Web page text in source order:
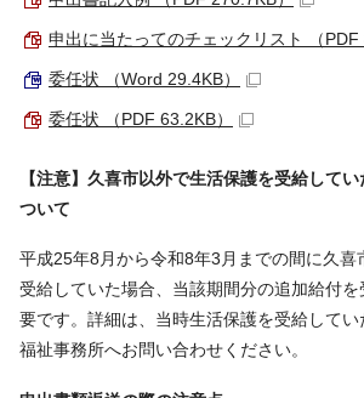
申出に当たってのチェックリスト （PDF
委任状 （Word 29.4KB）
委任状 （PDF 63.2KB）
【注意】久喜市以外で生活保護を受給して
ついて
平成25年8月から令和8年3月までの間に久喜
受給していた場合、当該期間分の追加給付
要です。詳細は、当時生活保護を受給してい
福祉事務所へお問い合わせください。